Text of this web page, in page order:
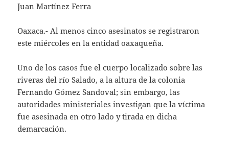
Juan Martínez Ferra
Oaxaca.- Al menos cinco asesinatos se registraron
este miércoles en la entidad oaxaqueña.
Uno de los casos fue el cuerpo localizado sobre las
riveras del río Salado, a la altura de la colonia
Fernando Gómez Sandoval; sin embargo, las
autoridades ministeriales investigan que la víctima
fue asesinada en otro lado y tirada en dicha
demarcación.